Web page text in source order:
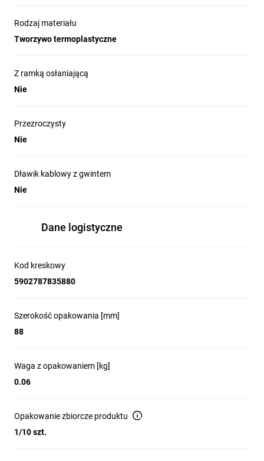
Rodzaj materiału
Tworzywo termoplastyczne
Z ramką osłaniającą
Nie
Przezroczysty
Nie
Dławik kablowy z gwintem
Nie
Dane logistyczne
Kod kreskowy
5902787835880
Szerokość opakowania [mm]
88
Waga z opakowaniem [kg]
0.06
Opakowanie zbiorcze produktu
1/10 szt.